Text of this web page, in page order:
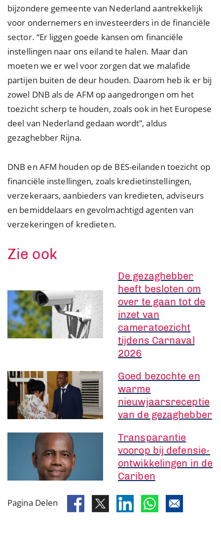
bijzondere gemeente van Nederland aantrekkelijk
voor ondernemers en investeerders in de financiële
sector. “Er liggen goede kansen om financiële
instellingen naar ons eiland te halen. Maar dan
moeten we er wel voor zorgen dat we malafide
partijen buiten de deur houden. Daarom heb ik er bij
zowel DNB als de AFM op aangedrongen om het
toezicht scherp te houden, zoals ook in het Europese
deel van Nederland gedaan wordt”, aldus
gezaghebber Rijna.
DNB en AFM houden op de BES-eilanden toezicht op
financiële instellingen, zoals kredietinstellingen,
verzekeraars, aanbieders van kredieten, adviseurs
en bemiddelaars en gevolmachtigd agenten van
verzekeringen of kredieten.
Zie ook
De gezaghebber
heeft besloten om
over te gaan tot de
inzet van
cameratoezicht
tijdens Carnaval
2026
Goed bezochte en
warme
nieuwjaarsreceptie
van de gezaghebber
Transparantie
voorop bij defensie-
ontwikkelingen in de
Cariben
Pagina Delen